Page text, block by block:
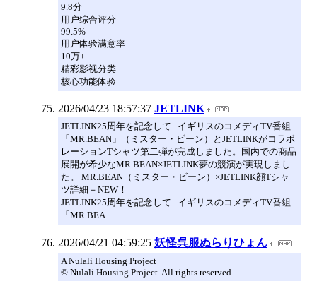
9.8分
用户综合评分
99.5%
用户体验满意率
10万+
精彩影视分类
核心功能体验
2026/04/23 18:57:37 JETLINK
JETLINK25周年を記念して...イギリスのコメディTV番組
「MR.BEAN」（ミスター・ビーン）とJETLINKがコラボ
レーションTシャツ第二弾が完成しました。国内での商品
展開が希少なMR.BEAN×JETLINK夢の競演が実現しまし
た。 MR.BEAN（ミスター・ビーン）×JETLINK顔Tシャ
ツ詳細－NEW！
JETLINK25周年を記念して...イギリスのコメディTV番組
「MR.BEA
2026/04/21 04:59:25 妖怪呉服ぬらりひょん
A Nulali Housing Project
© Nulali Housing Project. All rights reserved.